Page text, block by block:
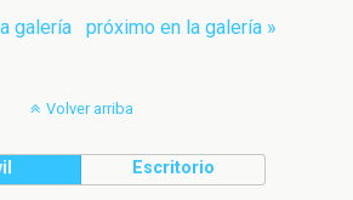
galería
próximo en la galería »
Volver arriba
Escritorio